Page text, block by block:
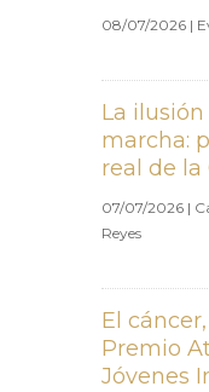
08/07/2026 |
La
marcha:
real de
07/07/2026 |
Reyes
El
Premio
Jóvenes